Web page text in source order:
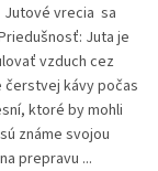
vrecia sa
Juta je
vzduch cez
kávy počas
ktoré by mohli
známe svojou
prepravu ...